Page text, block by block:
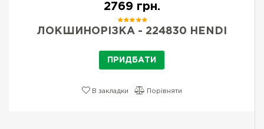
2769 грн.
ЛОКШИНОРІЗКА - 224830 HENDI
ПРИДБАТИ
В закладки Порівняти